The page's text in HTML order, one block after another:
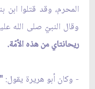
المحرم، وقد قتلوا ابن
وقال النبيّ صلى الله
ريحانتاي من هذه الأمّة.
- وكان أبو هريرة يقول: